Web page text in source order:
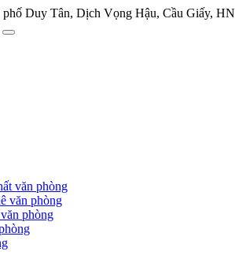
phố Duy Tân, Dịch Vọng Hậu, Cầu Giấy, HN
văn phòng
văn phòng
phòng